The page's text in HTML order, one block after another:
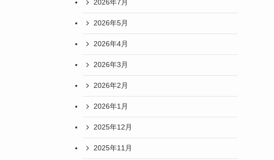
2026年7月
2026年5月
2026年4月
2026年3月
2026年2月
2026年1月
2025年12月
2025年11月